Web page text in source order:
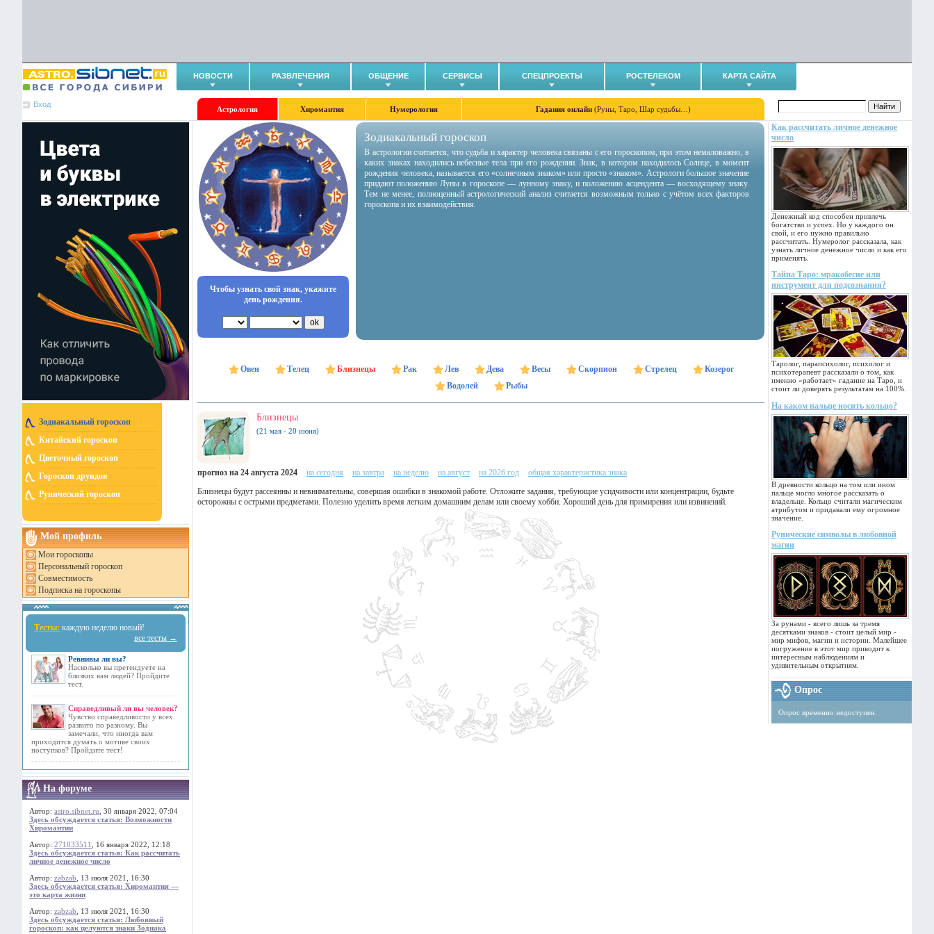
НОВОСТИ РАЗВЛЕЧЕНИЯ ОБЩЕНИЕ СЕРВИСЫ СПЕЦПРОЕКТЫ РОСТЕЛЕКОМ КАРТА САЙТА
Вход
Астрология Хиромантия Нумерология Гадания онлайн (Руны, Таро, Шар судьбы…)
Зодиакальный гороскоп
Китайский гороскоп
Цветочный гороскоп
Гороскоп друидов
Рунический гороскоп
Мой профиль
Мои гороскопы
Персональный гороскоп
Совместимость
Подписка на гороскопы
Тесты: каждую неделю новый!
все тесты →
Ревнивы ли вы?
Насколько вы претендуете на
близких вам людей? Пройдите
тест.
Справедливый ли вы человек?
Чувство справедливости у всех
развито по разному. Вы
замечали, что иногда вам
приходится думать о мотиве своих
поступков? Пройдите тест!
На форуме
Автор: astro.sibnet.ru , 30 января 2022, 07:04
Здесь обсуждается статья: Возможности
Хиромантии
Автор: 271033511
, 16 января 2022, 12:18
Здесь обсуждается статья: Как рассчитать
личное денежное число
Автор: zabzab , 13 июля 2021, 16:30
Здесь обсуждается статья: Хиромантия —
это карта жизни
Автор: zabzab , 13 июля 2021, 16:30
Здесь обсуждается статья: Любовный
гороскоп: как целуются знаки Зодиака
Как рассчитать личное денежное
число
Денежный код способен привлечь
богатство и успех. Но у каждого он
свой, и его нужно правильно
рассчитать. Нумеролог рассказала, как
узнать личное денежное число и как его
применять.
Тайна Таро: мракобесие или
инструмент для подсознания?
Таролог, парапсихолог, психолог и
психотерапевт рассказали о том, как
именно «работает» гадание на Таро, и
стоит ли доверять результатам на 100%.
На каком пальце носить кольцо?
В древности кольцо на том или ином
пальце могло многое рассказать о
владельце. Кольцо считали магическим
атрибутом и придавали ему огромное
значение.
Рунические символы в любовной
магии
За рунами - всего лишь за тремя
десятками знаков - стоит целый мир -
мир мифов, магии и истории. Малейшее
погружение в этот мир приводит к
интересным наблюдениям и
удивительным открытиям.
Опрос
Опрос временно недоступен.
Чтобы узнать свой знак, укажите
день рождения.
Зодиакальный гороскоп
В астрологии считается, что судьба и характер человека связаны с его гороскопом, при этом немаловажно, в
каких знаках находились небесные тела при его рождении. Знак, в котором находилось Солнце, в момент
рождения человека, называется его «солнечным знаком» или просто «знаком». Астрологи большое значение
придают положению Луны в гороскопе — лунному знаку, и положению асцендента — восходящему знаку.
Тем не менее, полноценный астрологический анализ считается возможным только с учётом всех факторов
гороскопа и их взаимодействия.
Овен Телец Близнецы Рак Лев Дева Весы Скорпион Стрелец
Козерог
Водолей
Рыбы
Близнецы
(21 мая - 20 июня)
прогноз на 24 августа 2024 на сегодня на завтра на неделю на август на 2026 год
общая характеристика знака
Близнецы будут рассеянны и невнимательны, совершая ошибки в знакомой работе. Отложите задания, требующие усидчивости или концентрации, будьте
осторожны с острыми предметами. Полезно уделить время легким домашним делам или своему хобби. Хороший день для примирения или извинений.